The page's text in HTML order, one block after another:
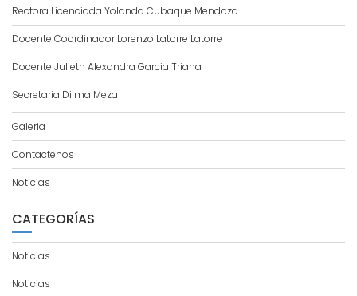
Rectora Licenciada Yolanda Cubaque Mendoza
Docente Coordinador Lorenzo Latorre Latorre
Docente Julieth Alexandra Garcia Triana
Secretaria Dilma Meza
Galeria
Contactenos
Noticias
CATEGORÍAS
Noticias
Noticias